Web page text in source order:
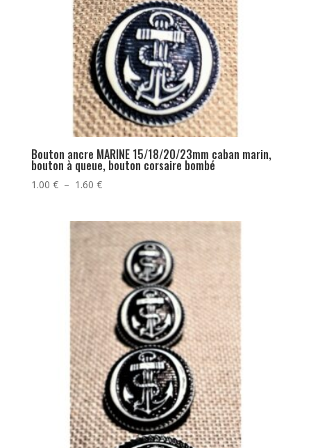
Bouton ancre MARINE 15/18/20/23mm caban marin,
bouton à queue, bouton corsaire bombé
1.00 € – 1.60 €Plage
1.60 €